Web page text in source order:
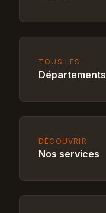
TOUS LES
Départements
DÉCOUVRIR
Nos services